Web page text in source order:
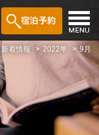
新着情報 2022年 9月